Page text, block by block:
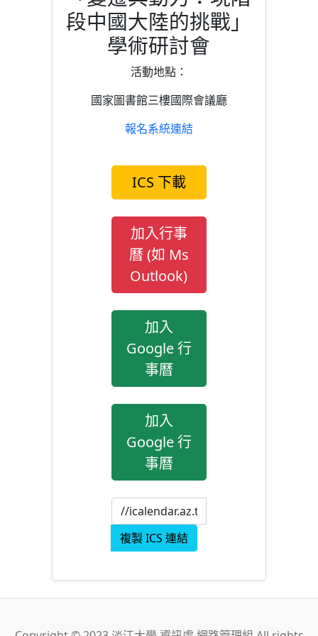
段中國大陸的挑戰」
學術研討會
活動地點：
國家圖書館三樓國際會議廳
報名系統連結
ICS 下載
加入行事
曆 (如 Ms
Outlook)
加入
Google 行
事曆
加入
Google 行
事曆
複製 ICS 連結